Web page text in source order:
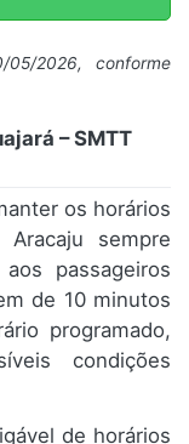
2026, conforme
– SMTT
os horários
sempre
passageiros
de 10 minutos
programado,
condições
de horários